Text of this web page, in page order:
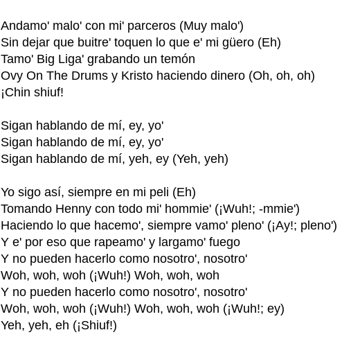
Andamo' malo' con mi' parceros (Muy malo')
Sin dejar que buitre' toquen lo que e' mi güero (Eh)
Tamo' Big Liga' grabando un temón
Ovy On The Drums y Kristo haciendo dinero (Oh, oh, oh)
¡Chin shiuf!
Sigan hablando de mí, ey, yo'
Sigan hablando de mí, ey, yo'
Sigan hablando de mí, yeh, ey (Yeh, yeh)
Yo sigo así, siempre en mi peli (Eh)
Tomando Henny con todo mi' hommie' (¡Wuh!; -mmie')
Haciendo lo que hacemo', siempre vamo' pleno' (¡Ay!; pleno')
Y e' por eso que rapeamo' y largamo' fuego
Y no pueden hacerlo como nosotro', nosotro'
Woh, woh, woh (¡Wuh!) Woh, woh, woh
Y no pueden hacerlo como nosotro', nosotro'
Woh, woh, woh (¡Wuh!) Woh, woh, woh (¡Wuh!; ey)
Yeh, yeh, eh (¡Shiuf!)